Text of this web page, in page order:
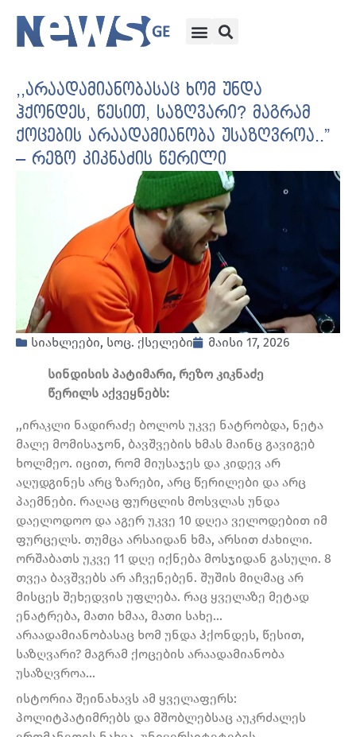
,,არაადამიანობასაც ხომ უნდა
ჰქონდეს, წესით, საზღვარი? მაგრამ
ქოცების არაადამიანობა უსაზღვროა..”
– რეზო კიკნაძის წერილი
სიახლეები, სოც. ქსელები მაისი 17, 2026
სინდისის პატიმარი, რეზო კიკნაძე
წერილს აქვეყნებს:
,,ირაკლი ნადირაძე ბოლოს უკვე ნატრობდა, ნეტა
მალე მომისაჯონ, ბავშვების ხმას მაინც გავიგებ
ხოლმეო. იცით, რომ მიუსაჯეს და კიდევ არ
აღუდგინეს არც ზარები, არც წერილები და არც
პაემნები. რაღაც ფურცლის მოსვლას უნდა
დაელოდოო და აგერ უკვე 10 დღეა ველოდებით იმ
ფურცელს. თუმცა არსაიდან ხმა, არსით ძახილი.
ორშაბათს უკვე 11 დღე იქნება მოსჯიდან გასული. 8
თვეა ბავშვებს არ აჩვენებენ. შუშის მიღმაც არ
მისცეს შეხედვის უფლება. რაც ყველაზე მეტად
ენატრება, მათი ხმაა, მათი სახე…
არაადამიანობასაც ხომ უნდა ჰქონდეს, წესით,
საზღვარი? მაგრამ ქოცების არაადამიანობა
უსაზღვროა…
ისტორია შეინახავს ამ ყველაფერს:
პოლიტპატიმრებს და მშობლებსაც აუკრძალეს